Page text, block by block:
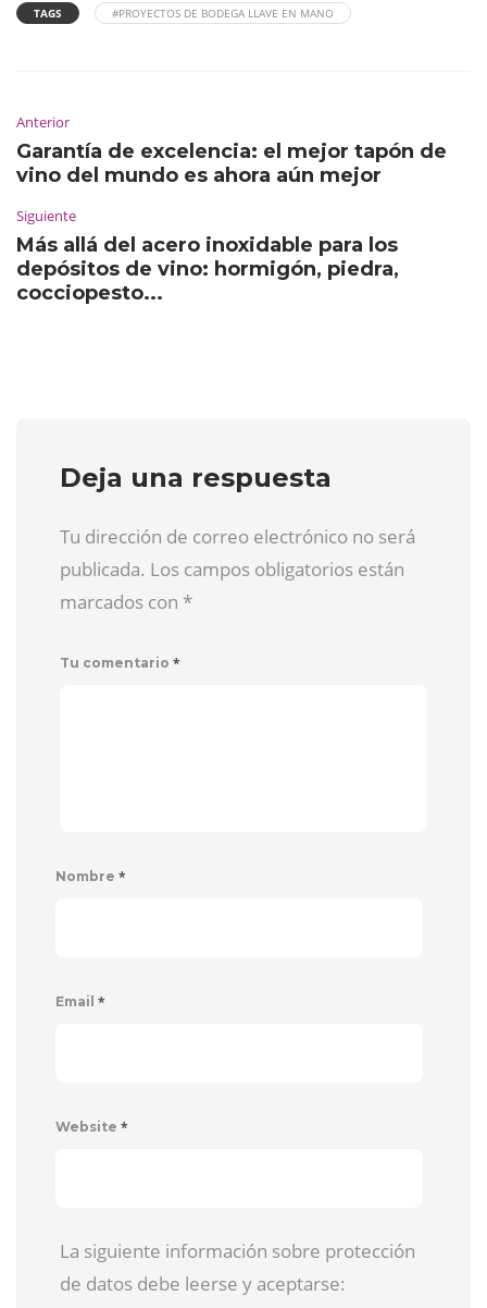
TAGS #PROYECTOS DE BODEGA LLAVE EN MANO
Anterior
Garantía de excelencia: el mejor tapón de
vino del mundo es ahora aún mejor
Siguiente
Más allá del acero inoxidable para los
depósitos de vino: hormigón, piedra,
cocciopesto...
Deja una respuesta
Tu dirección de correo electrónico no será
publicada. Los campos obligatorios están
marcados con *
Tu comentario *
Nombre *
Email *
Website *
La siguiente información sobre protección
de datos debe leerse y aceptarse: